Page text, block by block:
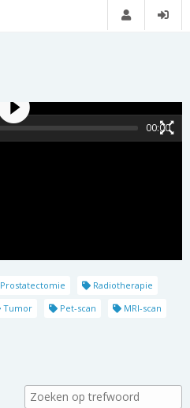
00:00
Prostatectomie
Radiotherapie
Tumor Pet-scan
MRI-scan